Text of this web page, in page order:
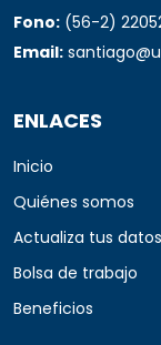
Fono: (56-2)
Email:
ENLACES
Inicio
Quiénes somos
Actualiza tus datos
Bolsa de trabajo
Beneficios